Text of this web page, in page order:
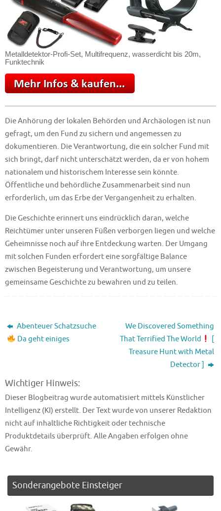
Metalldetektor-Profi-Set, Multifrequenz, wasserdicht bis 20m,
Funktechnik
Die Anhörung der lokalen Behörden und Archäologen ist nun
gefragt, um den Fund zu sichern und angemessen zu
dokumentieren. Die Verantwortung, die ein solcher Fund mit
sich bringt, darf nicht unterschätzt werden, da er von hohem
nationalem und historischem Interesse sein könnte.
Öffentliche und behördliche Zusammenarbeit sind nun
erforderlich, um das Erbe der Vergangenheit zu erhalten.
Die Geschichte erinnert uns eindrücklich daran, welche
Reichtümer unter unseren Füßen verborgen liegen und welche
Geheimnisse noch auf ihre Entdeckung warten. Der Umgang
mit solchen Funden erfordert eine sorgfältige Balance
zwischen Begeisterung und Verantwortung, um unsere
gemeinsame Geschichte zu bewahren und zu teilen.
Abenteuer Schatzsuche
Da geht einiges
We Discovered Something
That Terrified The World
[
Treasure Hunt with Metal
Detector ]
Wichtiger Hinweis:
Dieser Blogbeitrag wurde automatisiert mittels Künstlicher
Intelligenz (KI) erstellt. Der Text wurde von unserer Redaktion
nicht auf inhaltliche Richtigkeit oder technische
Produktdetails überprüft. Alle Angaben erfolgen ohne
Gewähr.
Sonderangebote Einsteiger